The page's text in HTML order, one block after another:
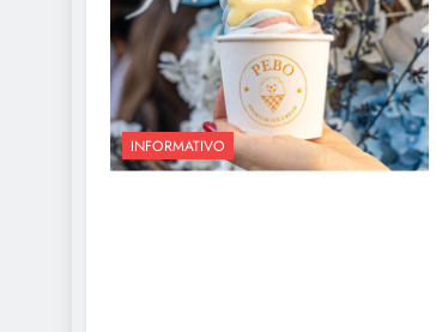
INFORMATIVO